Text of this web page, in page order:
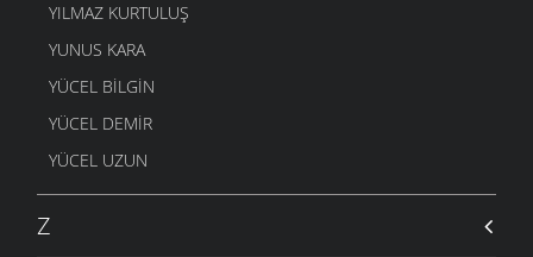
4 MART 2006
Mİ Kİ
4 MART 2006
O ZAMAN BUYUR
4 MART 2006
4 MART 2006
YILMAZ KURTULUŞ
YUNUS KARA
YÜCEL BILGIN
YÜCEL DEMIR
YÜCEL UZUN
Z